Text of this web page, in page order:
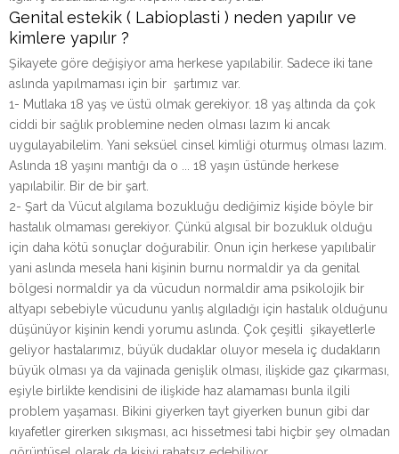
Genital estekik ( Labioplasti ) neden yapılır ve
kimlere yapılır ?
Şikayete göre değişiyor ama herkese yapılabilir. Sadece iki tane
aslında yapılmaması için bir şartımız var.
1- Mutlaka 18 yaş ve üstü olmak gerekiyor. 18 yaş altında da çok
ciddi bir sağlık problemine neden olması lazım ki ancak
uygulayabilelim. Yani seksüel cinsel kimliği oturmuş olması lazım.
Aslında 18 yaşını mantığı da o ... 18 yaşın üstünde herkese
yapılabilir. Bir de bir şart.
2- Şart da Vücut algılama bozukluğu dediğimiz kişide böyle bir
hastalık olmaması gerekiyor. Çünkü algısal bir bozukluk olduğu
için daha kötü sonuçlar doğurabilir. Onun için herkese yapılıbalir
yani aslında mesela hani kişinin burnu normaldir ya da genital
bölgesi normaldir ya da vücudun normaldir ama psikolojik bir
altyapı sebebiyle vücudunu yanlış algıladığı için hastalık olduğunu
düşünüyor kişinin kendi yorumu aslında. Çok çeşitli şikayetlerle
geliyor hastalarımız, büyük dudaklar oluyor mesela iç dudakların
büyük olması ya da vajinada genişlik olması, ilişkide gaz çıkarması,
eşiyle birlikte kendisini de ilişkide haz alamaması bunla ilgili
problem yaşaması. Bikini giyerken tayt giyerken bunun gibi dar
kıyafetler girerken sıkışması, acı hissetmesi tabi hiçbir şey olmadan